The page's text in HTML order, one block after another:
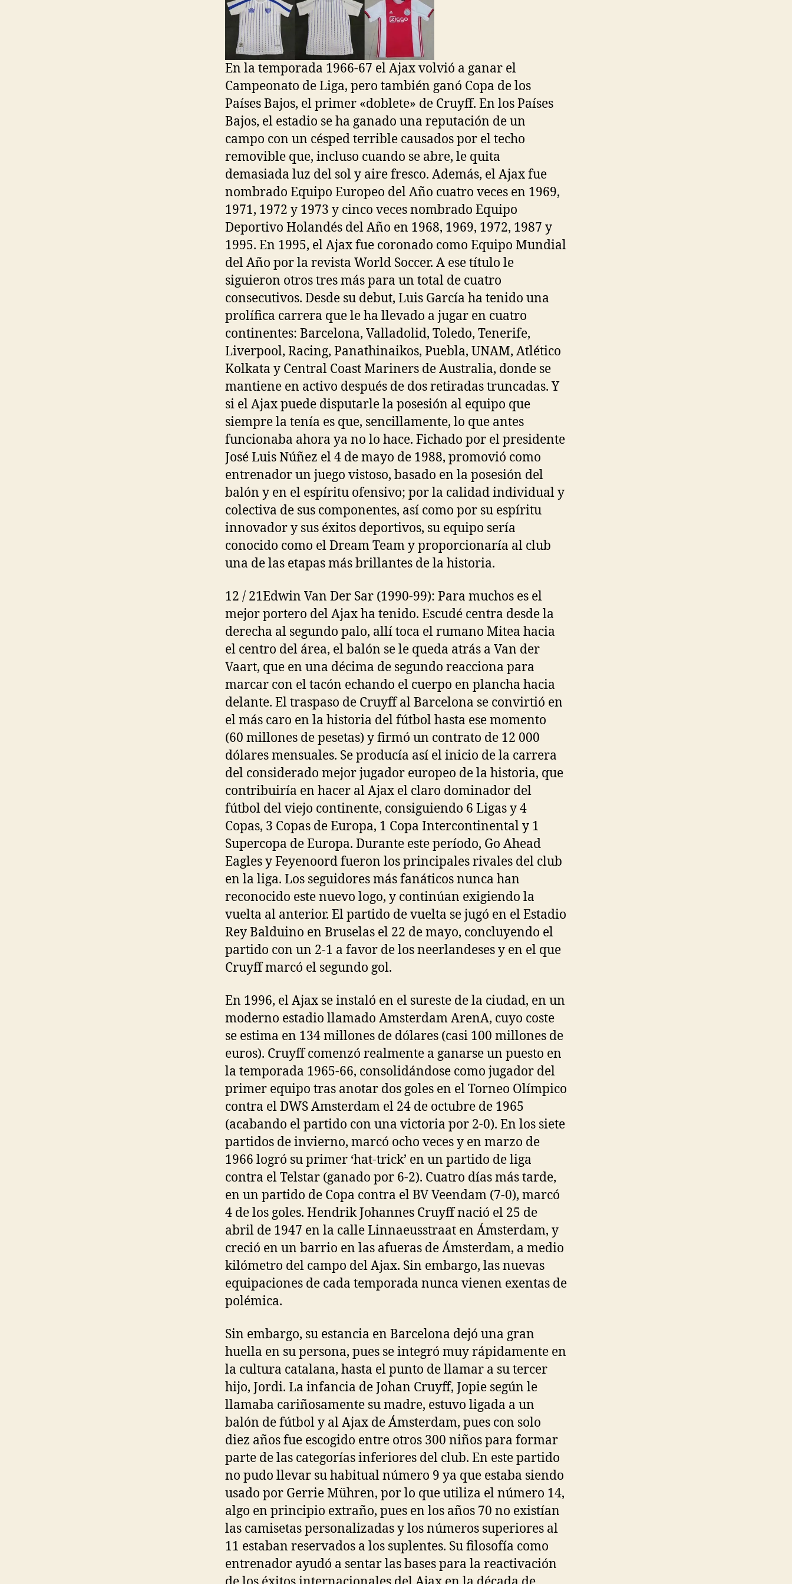
En la temporada 1966-67 el Ajax volvió a ganar el
Campeonato de Liga, pero también ganó Copa de los
Países Bajos, el primer «doblete» de Cruyff. En los Países
Bajos, el estadio se ha ganado una reputación de un
campo con un césped terrible causados por el techo
removible que, incluso cuando se abre, le quita
demasiada luz del sol y aire fresco. Además, el Ajax fue
nombrado Equipo Europeo del Año cuatro veces en 1969,
1971, 1972 y 1973 y cinco veces nombrado Equipo
Deportivo Holandés del Año en 1968, 1969, 1972, 1987 y
1995. En 1995, el Ajax fue coronado como Equipo Mundial
del Año por la revista World Soccer. A ese título le
siguieron otros tres más para un total de cuatro
consecutivos. Desde su debut, Luis García ha tenido una
prolífica carrera que le ha llevado a jugar en cuatro
continentes: Barcelona, Valladolid, Toledo, Tenerife,
Liverpool, Racing, Panathinaikos, Puebla, UNAM, Atlético
Kolkata y Central Coast Mariners de Australia, donde se
mantiene en activo después de dos retiradas truncadas. Y
si el Ajax puede disputarle la posesión al equipo que
siempre la tenía es que, sencillamente, lo que antes
funcionaba ahora ya no lo hace. Fichado por el presidente
José Luis Núñez el 4 de mayo de 1988, promovió como
entrenador un juego vistoso, basado en la posesión del
balón y en el espíritu ofensivo; por la calidad individual y
colectiva de sus componentes, así como por su espíritu
innovador y sus éxitos deportivos, su equipo sería
conocido como el Dream Team y proporcionaría al club
una de las etapas más brillantes de la historia.
12 / 21Edwin Van Der Sar (1990-99): Para muchos es el
mejor portero del Ajax ha tenido. Escudé centra desde la
derecha al segundo palo, allí toca el rumano Mitea hacia
el centro del área, el balón se le queda atrás a Van der
Vaart, que en una décima de segundo reacciona para
marcar con el tacón echando el cuerpo en plancha hacia
delante. El traspaso de Cruyff al Barcelona se convirtió en
el más caro en la historia del fútbol hasta ese momento
(60 millones de pesetas) y firmó un contrato de 12 000
dólares mensuales. Se producía así el inicio de la carrera
del considerado mejor jugador europeo de la historia, que
contribuiría en hacer al Ajax el claro dominador del
fútbol del viejo continente, consiguiendo 6 Ligas y 4
Copas, 3 Copas de Europa, 1 Copa Intercontinental y 1
Supercopa de Europa. Durante este período, Go Ahead
Eagles y Feyenoord fueron los principales rivales del club
en la liga. Los seguidores más fanáticos nunca han
reconocido este nuevo logo, y continúan exigiendo la
vuelta al anterior. El partido de vuelta se jugó en el Estadio
Rey Balduino en Bruselas el 22 de mayo, concluyendo el
partido con un 2-1 a favor de los neerlandeses y en el que
Cruyff marcó el segundo gol.
En 1996, el Ajax se instaló en el sureste de la ciudad, en un
moderno estadio llamado Amsterdam ArenA, cuyo coste
se estima en 134 millones de dólares (casi 100 millones de
euros). Cruyff comenzó realmente a ganarse un puesto en
la temporada 1965-66, consolidándose como jugador del
primer equipo tras anotar dos goles en el Torneo Olímpico
contra el DWS Amsterdam el 24 de octubre de 1965
(acabando el partido con una victoria por 2-0). En los siete
partidos de invierno, marcó ocho veces y en marzo de
1966 logró su primer ‘hat-trick’ en un partido de liga
contra el Telstar (ganado por 6-2). Cuatro días más tarde,
en un partido de Copa contra el BV Veendam (7-0), marcó
4 de los goles. Hendrik Johannes Cruyff nació el 25 de
abril de 1947 en la calle Linnaeusstraat en Ámsterdam, y
creció en un barrio en las afueras de Ámsterdam, a medio
kilómetro del campo del Ajax. Sin embargo, las nuevas
equipaciones de cada temporada nunca vienen exentas de
polémica.
Sin embargo, su estancia en Barcelona dejó una gran
huella en su persona, pues se integró muy rápidamente en
la cultura catalana, hasta el punto de llamar a su tercer
hijo, Jordi. La infancia de Johan Cruyff, Jopie según le
llamaba cariñosamente su madre, estuvo ligada a un
balón de fútbol y al Ajax de Ámsterdam, pues con solo
diez años fue escogido entre otros 300 niños para formar
parte de las categorías inferiores del club. En este partido
no pudo llevar su habitual número 9 ya que estaba siendo
usado por Gerrie Mühren, por lo que utiliza el número 14,
algo en principio extraño, pues en los años 70 no existían
las camisetas personalizadas y los números superiores al
11 estaban reservados a los suplentes. Su filosofía como
entrenador ayudó a sentar las bases para la reactivación